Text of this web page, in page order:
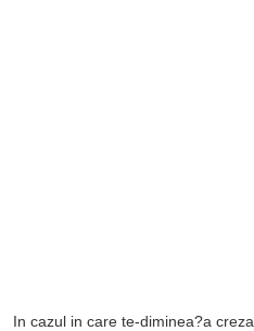
In cazul in care te-diminea?a